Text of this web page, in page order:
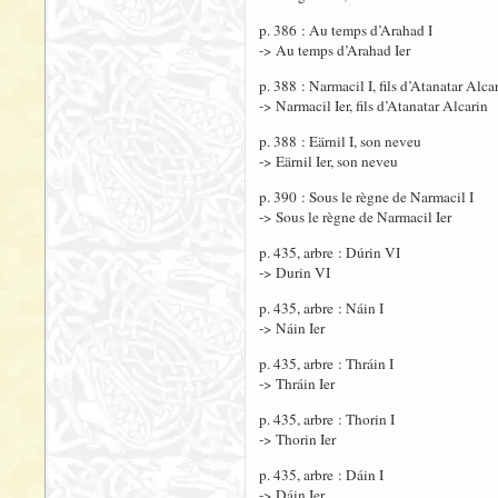
p. 386 : Au temps d’Arahad I
-> Au temps d’Arahad Ier
p. 388 : Narmacil I, fils d’Atanatar
-> Narmacil Ier, fils d’Atanatar Alcarin
p. 388 : Eärnil I, son neveu
-> Eärnil Ier, son neveu
p. 390 : Sous le règne de Narmacil I
-> Sous le règne de Narmacil Ier
p. 435, arbre : Dúrin VI
-> Durin VI
p. 435, arbre : Náin I
-> Náin Ier
p. 435, arbre : Thráin I
-> Thráin Ier
p. 435, arbre : Thorin I
-> Thorin Ier
p. 435, arbre : Dáin I